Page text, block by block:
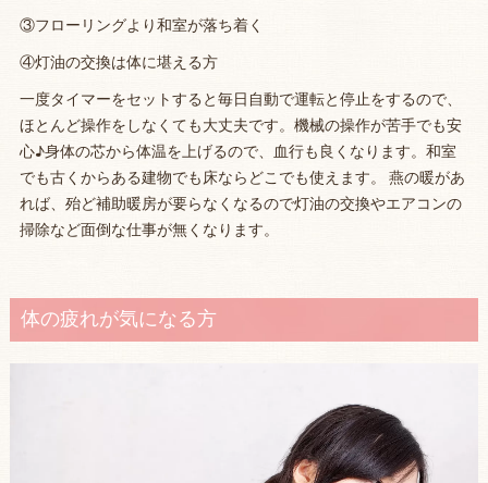
③フローリングより和室が落ち着く
④灯油の交換は体に堪える方
一度タイマーをセットすると毎日自動で運転と停止をするので、
ほとんど操作をしなくても大丈夫です。機械の操作が苦手でも安
心♪身体の芯から体温を上げるので、血行も良くなります。和室
でも古くからある建物でも床ならどこでも使えます。 燕の暖があ
れば、殆ど補助暖房が要らなくなるので灯油の交換やエアコンの
掃除など面倒な仕事が無くなります。
体の疲れが気になる方